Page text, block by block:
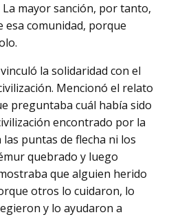
mayor sanción, por tanto,
esa comunidad, porque
la solidaridad con el
Mencionó el relato
preguntaba cuál había sido
encontrado por la
puntas de flecha ni los
quebrado y luego
que alguien herido
otros lo cuidaron, lo
y lo ayudaron a